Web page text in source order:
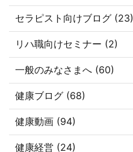
セラピスト向けブログ (23)
リハ職向けセミナー (2)
一般のみなさまへ (60)
健康ブログ (68)
健康動画 (94)
健康経営 (24)